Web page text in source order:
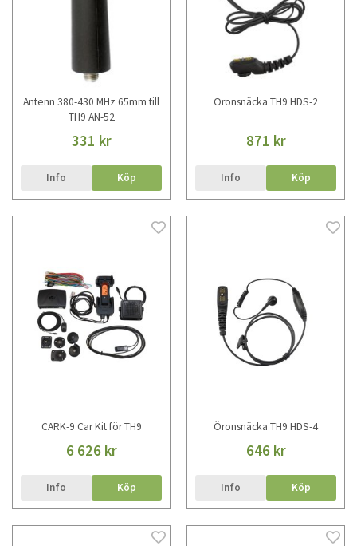
Antenn 380-430 MHz 65mm till
TH9 AN-52
331 kr
Info Köp
Öronsnäcka TH9 HDS-2
871 kr
Info Köp
CARK-9 Car Kit för TH9
6 626 kr
Info Köp
Öronsnäcka TH9 HDS-4
646 kr
Info Köp